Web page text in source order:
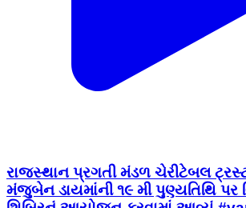
રાજસ્થાન પ્રગતી મંડળ ચેરીટેબલ ટ્રસ્ટ
મંજુબેન ડાયમાંની ૧૯ મી પુણ્યતિથિ પર